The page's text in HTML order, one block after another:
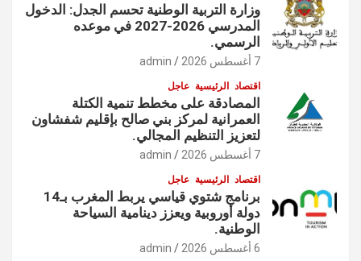
وزارة التربية الوطنية تحسم الجدل: الدخول
المدرسي 2026-2027 في موعده
الرسمي.
7 أغسطس 2026 admin
اقتصاد الرئيسية عاجل
المصادقة على مخطط تنمية الكتلة
العمرانية لمركز بني صالح بإقليم شفشاون
لتعزيز التنظيم المجالي.
7 أغسطس 2026 admin
اقتصاد الرئيسية عاجل
برنامج شتوي قياسي يربط المغرب بـ14
دولة أوروبية ويعزز دينامية السياحة
الوطنية.
6 أغسطس 2026 admin